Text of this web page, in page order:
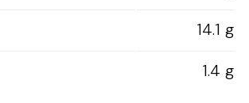
14.1 g
1.4 g